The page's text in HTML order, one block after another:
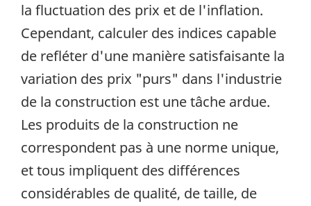
la fluctuation des prix et de l'inflation.
Cependant, calculer des indices capable
de refléter d'une manière satisfaisante la
variation des prix "purs" dans l'industrie
de la construction est une tâche ardue.
Les produits de la construction ne
correspondent pas à une norme unique,
et tous impliquent des différences
considérables de qualité, de taille, de